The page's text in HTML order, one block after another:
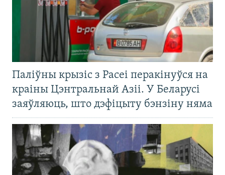
Паліўны крызіс з Расеі перакінуўся на
краіны Цэнтральнай Азіі. У Беларусі
заяўляюць, што дэфіцыту бэнзіну няма